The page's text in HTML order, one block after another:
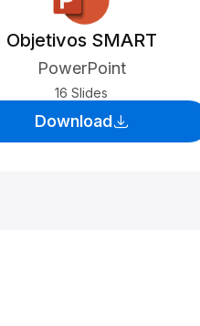
Objetivos SMART
PowerPoint
16 Slides
Download